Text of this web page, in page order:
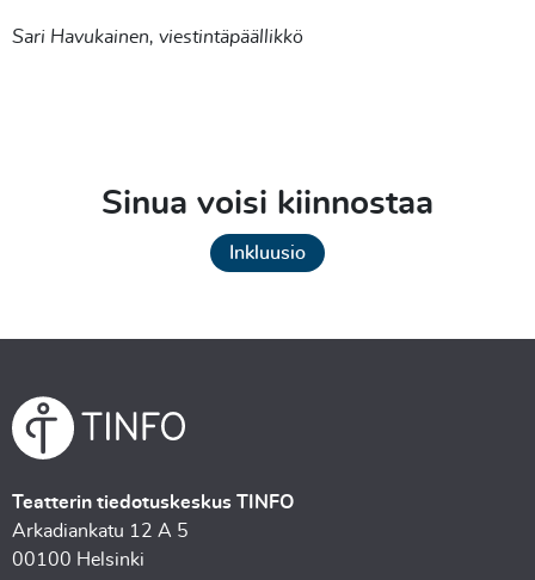
Sari Havukainen, viestintäpäällikkö
Sinua voisi kiinnostaa
Inkluusio
Teatterin tiedotuskeskus TINFO
Arkadiankatu 12 A 5
00100 Helsinki